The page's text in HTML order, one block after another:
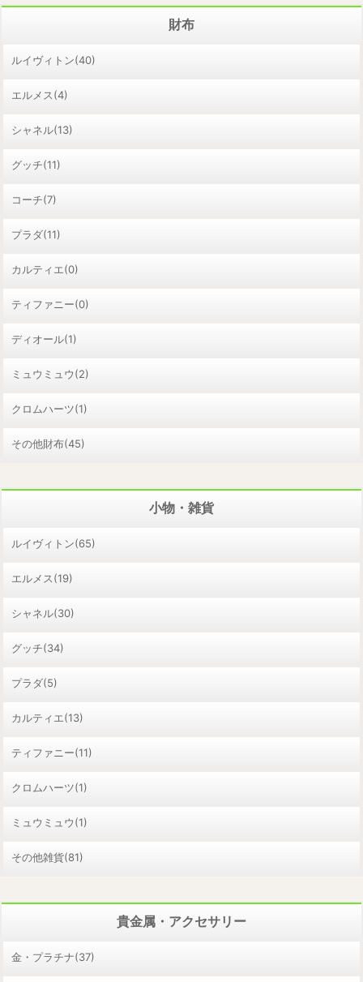
財布
ルイヴィトン(40)
エルメス(4)
シャネル(13)
グッチ(11)
コーチ(7)
プラダ(11)
カルティエ(0)
ティファニー(0)
ディオール(1)
ミュウミュウ(2)
クロムハーツ(1)
その他財布(45)
小物・雑貨
ルイヴィトン(65)
エルメス(19)
シャネル(30)
グッチ(34)
プラダ(5)
カルティエ(13)
ティファニー(11)
クロムハーツ(1)
ミュウミュウ(1)
その他雑貨(81)
貴金属・アクセサリー
金・プラチナ(37)